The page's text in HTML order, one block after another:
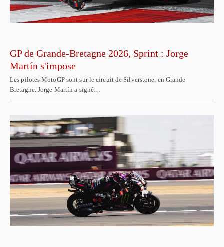
GP de Grande-Bretagne 2026, Sprint : Jorge
Martín s'impose
Les pilotes MotoGP sont sur le circuit de Silverstone, en Grande-
Bretagne. Jorge Martín a signé…